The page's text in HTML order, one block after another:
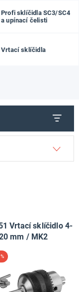
podmínky
)
Profi sklíčidla SC3/SC4
a upínací čelisti
Vrtací sklíčidla
Vrtací sklíčidlo 4-
mm / MK2